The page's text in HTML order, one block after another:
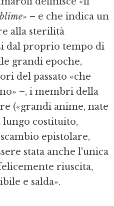
» – e che indica un
alla sterilità
dal proprio tempo di
grandi epoche,
del passato «che
–, i membri della
(«grandi anime, nate
costituito,
epistolare,
stata anche l'unica
riuscita,
e salda».